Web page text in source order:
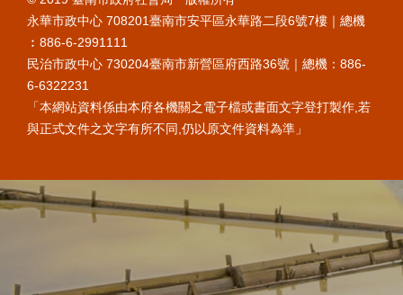
永華市政中心 708201臺南市安平區永華路二段6號7樓｜總機
︰886-6-2991111
民治市政中心 730204臺南市新營區府西路36號｜總機：886-
6-6322231
「本網站資料係由本府各機關之電子檔或書面文字登打製作,若
與正式文件之文字有所不同,仍以原文件資料為準」